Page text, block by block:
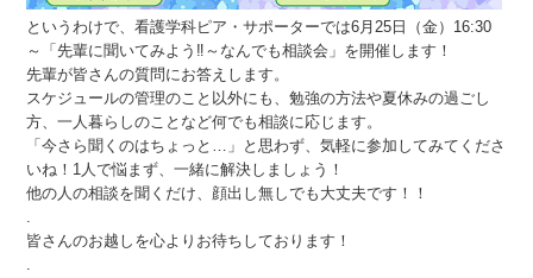
というわけで、看護学科ピア・サポーターでは6月25日（金）16:30
～「先輩に聞いてみよう‼～なんでも相談会」を開催します！
先輩が皆さんの質問にお答えします。
スケジュールの管理のこと以外にも、勉強の方法や夏休みの過ごし
方、一人暮らしのことなど何でも相談に応じます。
「今さら聞くのはちょっと…」と思わず、気軽に参加してみてくださ
いね！1人で悩まず、一緒に解決しましょう！
他の人の相談を聞くだけ、顔出し無しでも大丈夫です！！
.
皆さんのお越しを心よりお待ちしております！
.